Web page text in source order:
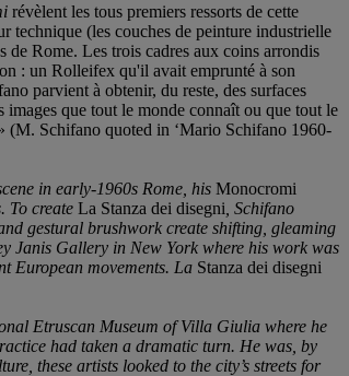
révèlent les tous premiers ressorts de cette
technique (les couches de peinture industrielle
de Rome. Les trois cadres aux coins arrondis
: un Rolleifex qu'il avait emprunté à son
parvient à obtenir, du reste, des surfaces
que tout le monde connaît ou que tout le
(M. Schifano quoted in ‘Mario Schifano 1960-
in early-1960s Rome, his Monocromi
To create La Stanza dei disegni , Schifano
gestural brushwork create shifting, gleaming
Janis Gallery in New York where his work was
European movements. La Stanza dei disegni
Etruscan Museum of Villa Giulia where he
had taken a dramatic turn. He was, by
these artists looked to the city’s streets for